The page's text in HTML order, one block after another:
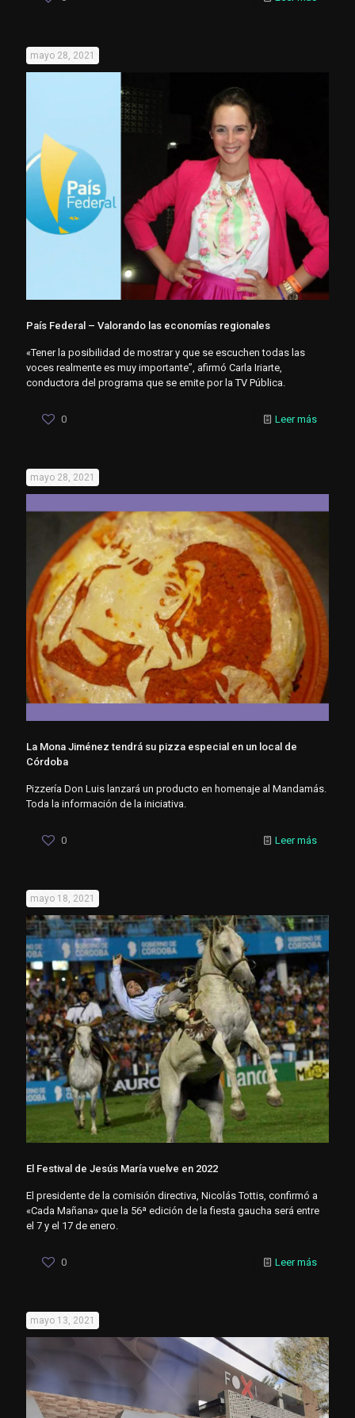
mayo 28, 2021
País Federal – Valorando las economías regionales
«Tener la posibilidad de mostrar y que se escuchen todas las
voces realmente es muy importante”, afirmó Carla Iriarte,
conductora del programa que se emite por la TV Pública.
0 Leer más
mayo 28, 2021
La Mona Jiménez tendrá su pizza especial en un local de
Córdoba
Pizzería Don Luis lanzará un producto en homenaje al Mandamás.
Toda la información de la iniciativa.
0 Leer más
mayo 18, 2021
El Festival de Jesús María vuelve en 2022
El presidente de la comisión directiva, Nicolás Tottis, confirmó a
«Cada Mañana» que la 56ª edición de la fiesta gaucha será entre
el 7 y el 17 de enero.
0 Leer más
mayo 13, 2021